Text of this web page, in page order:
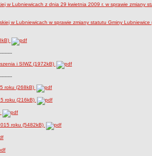
w Lubniewicach z dnia 29 kwietnia 2009 r. w sprawie zmiany
w Lubniewicach w sprawie zmiany statutu Gminy Lubniewice
i SIWZ (1972kB)
roku (268kB)
roku (216kB)
roku (5482kB)